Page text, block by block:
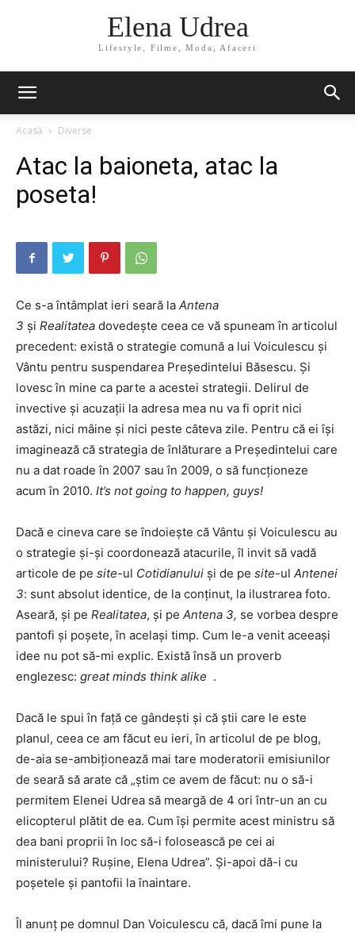
Elena Udrea
Lifestyle, Filme, Moda, Afaceri
Acasă Diverse
Atac la baioneta, atac la
poseta!
Ce s-a întâmplat ieri seară la Antena
3 şi Realitatea dovedeşte ceea ce vă spuneam în articolul
precedent: există o strategie comună a lui Voiculescu şi
Vântu pentru suspendarea Preşedintelui Băsescu. Şi
lovesc în mine ca parte a acestei strategii. Delirul de
invective şi acuzaţii la adresa mea nu va fi oprit nici
astăzi, nici mâine şi nici peste câteva zile. Pentru că ei îşi
imaginează că strategia de înlăturare a Preşedintelui care
nu a dat roade în 2007 sau în 2009, o să funcţioneze
acum în 2010. It’s not going to happen, guys!
Dacă e cineva care se îndoieşte că Vântu şi Voiculescu au
o strategie şi-şi coordonează atacurile, îl invit să vadă
articole de pe site-ul Cotidianului şi de pe site-ul Antenei
3: sunt absolut identice, de la conţinut, la ilustrarea foto.
Aseară, şi pe Realitatea, şi pe Antena 3, se vorbea despre
pantofi şi poşete, în acelaşi timp. Cum le-a venit aceeaşi
idee nu pot să-mi explic. Există însă un proverb
englezesc: great minds think alike .
Dacă le spui în faţă ce gândeşti şi că ştii care le este
planul, ceea ce am făcut eu ieri, în articolul de pe blog,
de-aia se-ambiţionează mai tare moderatorii emisiunilor
de seară să arate că „ştim ce avem de făcut: nu o să-i
permitem Elenei Udrea să meargă de 4 ori într-un an cu
elicopterul plătit de ea. Cum îşi permite acest ministru să
dea bani proprii în loc să-i folosească pe cei ai
ministerului? Ruşine, Elena Udrea”. Şi-apoi dă-i cu
poşetele şi pantofii la înaintare.
Îl anunţ pe domnul Dan Voiculescu că, dacă îmi pune la